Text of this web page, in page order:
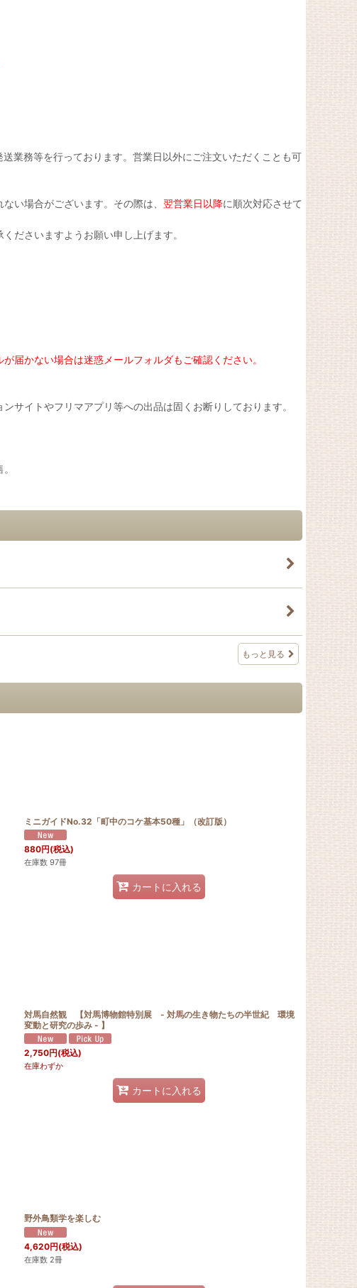
業務等を行っております。営業日以外にご注文いただくことも可
い場合がございます。その際は、 翌営業日以降に順次対応させて
ださいますようお願い申し上げます。
届かない場合は迷惑メールフォルダもご確認ください。
サイトやフリマアプリ等への出品は固くお断りしております。
もっと見る
ミニガイドNo.32「町中のコケ基本50種」（改訂版）
880円(税込)
在庫数 97冊
カートに入れる
対馬自然観 【対馬博物館特別展 - 対馬の生き物たちの半世紀 環境
変動と研究の歩み - 】
2,750円(税込)
在庫わずか
カートに入れる
野外鳥類学を楽しむ
4,620円(税込)
在庫数 2冊